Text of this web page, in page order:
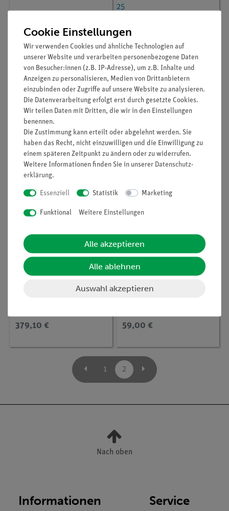
Artikel-Nr.: 35809-88
Extraktionsapparat
nach Soxhlet, NS 29
405,70 €
Artikel-Nr.: 35900-87
Sublimationsapparatur
für größere Mengen,
Duran®, GL 25
138,00 €
Artikel-Nr.:
Extraktionsapparat
nach Soxhlet, NS 19
379,10 €
Aufsatz, nach Soxhlet,
NS 29/32-Kern, NS
59,00 €
1 2
Nach oben
Informationen Service
Cookie Einstellungen
Wir verwenden Cookies und ähnliche Technologien auf
unserer Website und verarbeiten personenbezogene Daten
von Besucher:innen (z.B. IP-Adresse), um z.B. Inhalte und
Anzeigen zu personalisieren, Medien von Drittanbietern
einzubinden oder Zugriffe auf unsere Website zu analysieren.
Die Datenverarbeitung erfolgt erst durch gesetzte Cookies.
Wir teilen Daten mit Dritten, die wir in den Einstellungen
benennen.
Die Zustimmung kann erteilt oder abgelehnt werden. Sie
haben das Recht, nicht einzuwilligen und die Einwilligung zu
einem späteren Zeitpunkt zu ändern oder zu widerrufen.
Weitere Informationen finden Sie in unserer Daten­schutz­
erklärung.
Essenziell Statistik Marketing
Funktional Weitere Einstellungen
Alle akzeptieren
Alle ablehnen
Auswahl akzeptieren